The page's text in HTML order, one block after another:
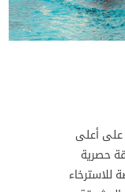
على أعلى
حصرية